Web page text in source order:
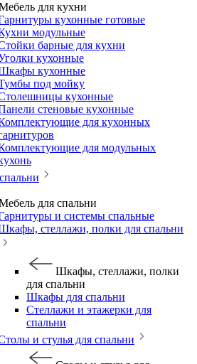
для кухни
кухонные готовые
модульные
барные для кухни
кухонные
кухонные
под мойку
кухонные
стеновые кухонные
для кухонных
для модульных
для спальни
и системы спальные
стеллажи, полки для спальни
Шкафы, стеллажи, полки
для спальни
Шкафы для спальни
Стеллажи и этажерки для
спальни
и стулья для спальни